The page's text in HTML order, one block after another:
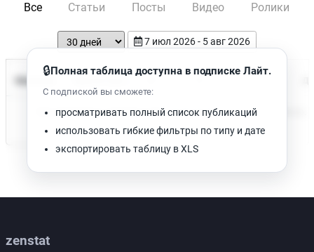
Все Статьи Посты Видео Ролики
7 июл 2026 - 5 авг 2026
Время чтения
Нет доступных публикаций. Попробуйте изменить фильтр.
🔒Полная таблица доступна в подписке Лайт.
С подпиской вы сможете:
просматривать полный список публикаций
использовать гибкие фильтры по типу и дате
экспортировать таблицу в XLS
zenstat